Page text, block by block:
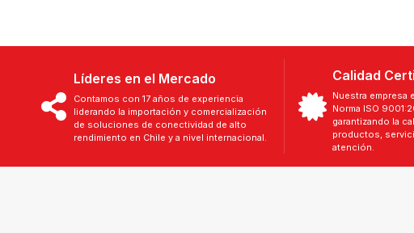
Líderes en el Mercado
Contamos con 17 años de experiencia
liderando la importación y comercialización
de soluciones de conectividad de alto
rendimiento en Chile y a nivel internacional.
Calidad
Nuestra empresa
Norma ISO
garantizando la
productos,
atención.